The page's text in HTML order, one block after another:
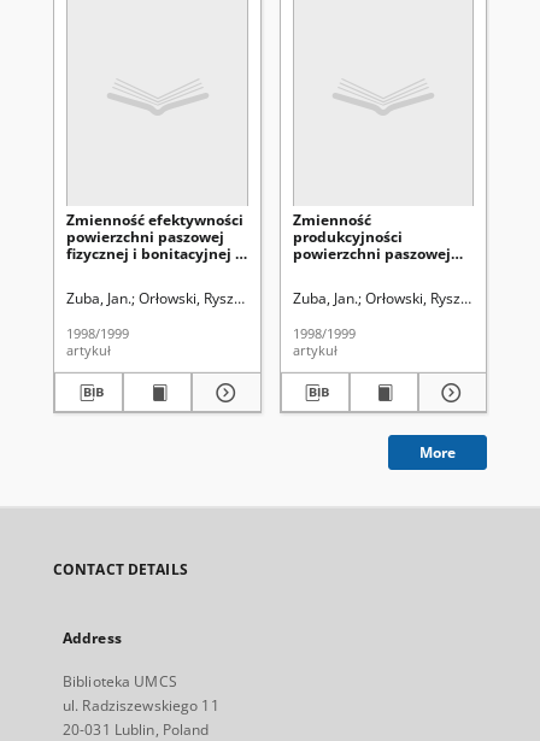
Zmienność efektywności
powierzchni paszowej
fizycznej i bonitacyjnej w
żywienia
Zuba, Jan. Orłowski, Ryszard (1927- ). Redaktor sekcji
1998/1999
artykuł
Zmienność
produkcyjności
powierzchni paszowej
od wybranych modeli
Zuba, Jan. Orłowski, Ryszard (1927-
1998/1999
artykuł
More
CONTACT DETAILS
Address
Biblioteka UMCS
ul. Radziszewskiego 11
20-031 Lublin, Poland